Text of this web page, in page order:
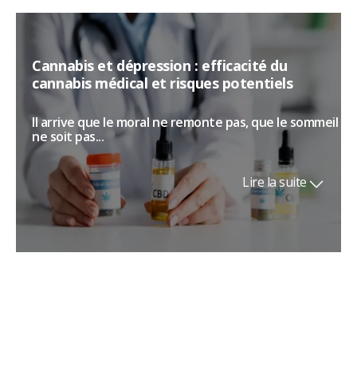
Cannabis et dépression : efficacité du
cannabis médical et risques potentiels
Il arrive que le moral ne remonte pas, que le sommeil
ne soit pas...
Lire la suite